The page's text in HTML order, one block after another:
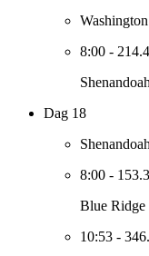
8:00 -
Dag 18
8:00 -
Blue Ridge
10:53 -